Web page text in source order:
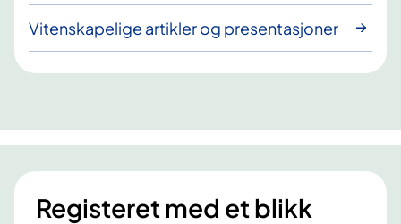
Vitenskapelige artikler og presentasjoner
Registeret med et blikk